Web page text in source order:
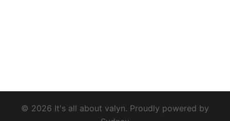
© 2026 It's all about valyn. Proudly powered by